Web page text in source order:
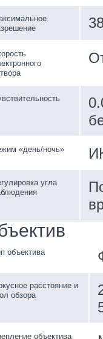
«день/ночь»
угла
объектива
расстояние и
обзора
объектива